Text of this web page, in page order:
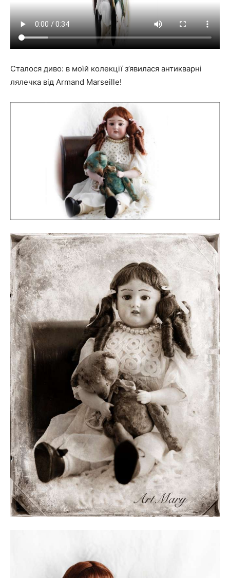
Сталося диво: в моїй колекції з’явилася антикварні
лялечка від Armand Marseille!